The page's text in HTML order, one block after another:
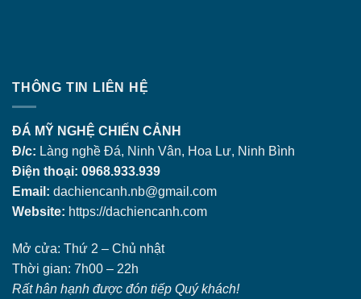
THÔNG TIN LIÊN HỆ
ĐÁ MỸ NGHỆ CHIẾN CẢNH
Đ/c: Làng nghề Đá, Ninh Vân, Hoa Lư, Ninh Bình
Điện thoại: 0968.933.939
Email: dachiencanh.nb@gmail.com
Website: https://dachiencanh.com
Mở cửa: Thứ 2 – Chủ nhật
Thời gian: 7h00 – 22h
Rất hân hạnh được đón tiếp Quý khách!